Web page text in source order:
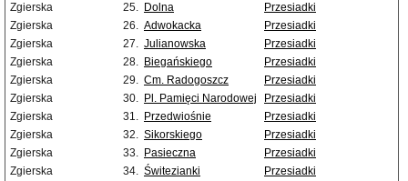
Zgierska
25. Dolna
Przesiadki
Zgierska
26. Adwokacka
Przesiadki
Zgierska
27. Julianowska
Przesiadki
Zgierska
28. Biegańskiego
Przesiadki
Zgierska
29. Cm. Radogoszcz
Przesiadki
Zgierska
30. Pl. Pamięci Narodowej
Przesiadki
Zgierska
31. Przedwiośnie
Przesiadki
Zgierska
32. Sikorskiego
Przesiadki
Zgierska
33. Pasieczna
Przesiadki
Zgierska
34. Świtezianki
Przesiadki